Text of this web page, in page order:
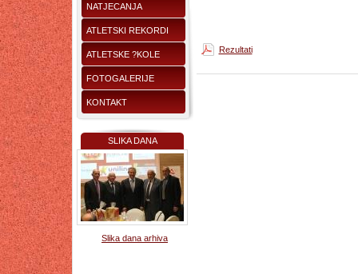
NATJECANJA
ATLETSKI REKORDI
ATLETSKE ?KOLE
FOTOGALERIJE
KONTAKT
SLIKA DANA
Slika dana arhiva
Rezultati